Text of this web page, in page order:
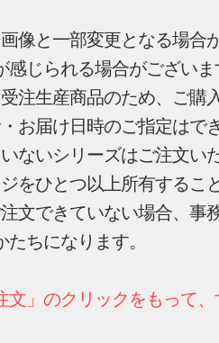
画像と一部変更となる場
感じられる場合がございま
注生産商品のため、ご購
お届け日時のご指定はで
ないシリーズはご注文い
をひとつ以上所有するこ
注文できていない場合、
ちになります。
文」のクリックをもって